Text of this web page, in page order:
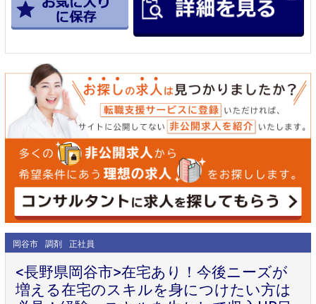
岡谷市 調剤 正社員
<長野県岡谷市>在宅あり！今後ニーズが
増える在宅のスキルを身につけたい方は